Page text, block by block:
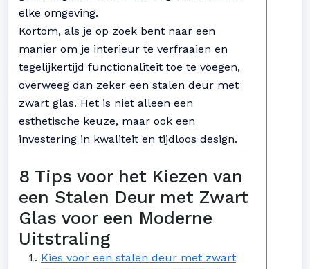
elke omgeving.
Kortom, als je op zoek bent naar een
manier om je interieur te verfraaien en
tegelijkertijd functionaliteit toe te voegen,
overweeg dan zeker een stalen deur met
zwart glas. Het is niet alleen een
esthetische keuze, maar ook een
investering in kwaliteit en tijdloos design.
8 Tips voor het Kiezen van
een Stalen Deur met Zwart
Glas voor een Moderne
Uitstraling
Kies voor een stalen deur met zwart